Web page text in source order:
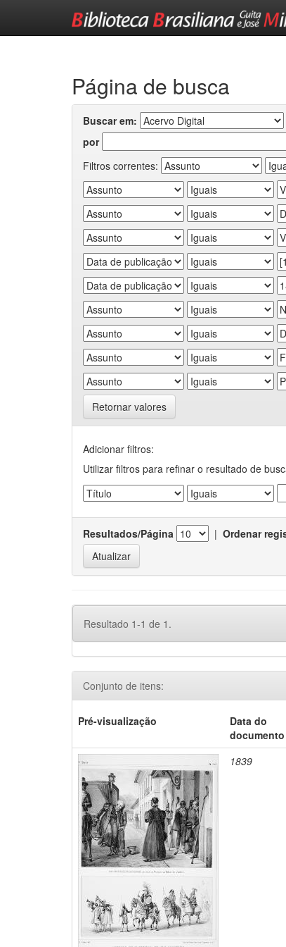
Página de busca
Buscar em:
por
Filtros correntes:
Retornar valores
Adicionar filtros:
Utilizar filtros para refinar o resultado de
Resultados/Página | Ordenar
Resultado 1-1 de 1.
Conjunto de itens:
Pré-visualização
Data do
documento
1839